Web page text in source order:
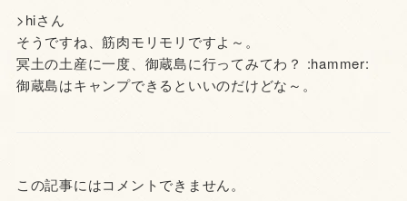
>hiさん
そうですね、筋肉モリモリですよ～。
冥土の土産に一度、御蔵島に行ってみてわ？ :hammer:
御蔵島はキャンプできるといいのだけどな～。
この記事にはコメントできません。